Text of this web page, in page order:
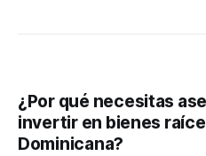
¿Por qué necesitas
invertir en bienes
Dominicana?